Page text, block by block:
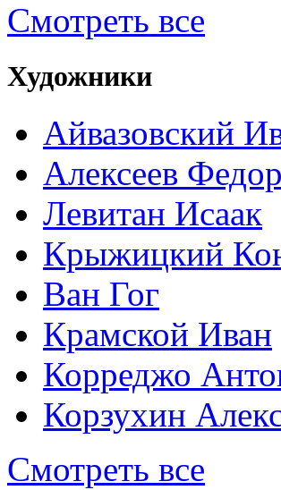
Смотреть все
Художники
Айвазовский
Алексеев
Левитан Исаак
Крыжицкий
Ван Гог
Крамской Иван
Корреджо
Корзухин
Смотреть все